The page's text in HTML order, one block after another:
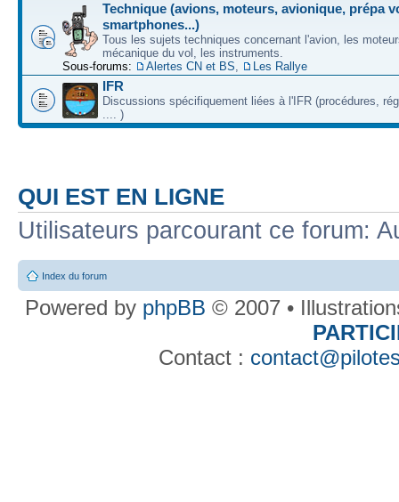
Technique (avions, moteurs, avionique, prépa
smartphones...)
Tous les sujets techniques concernant l'avion, les
mécanique du vol, les instruments.
Sous-forums:
Alertes CN et BS, Les Rallye
IFR
Discussions spécifiquement liées à l'IFR (procédures,
.... )
QUI EST EN LIGNE
Utilisateurs parcourant ce forum:
Index du forum
Powered by phpBB © 2007 •
Contact :